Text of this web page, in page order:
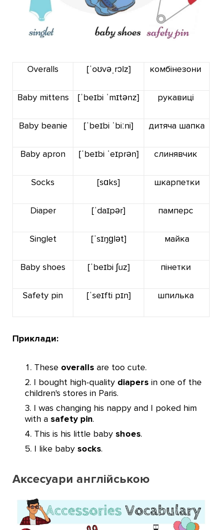
Overalls [ˈoʊvəˌrɔlz] комбінезони
Baby mittens [ˈbeɪbi ˈmɪtənz] рукавиці
Baby beanie [ˈbeɪbi ˈbiːni] дитяча шапка
Baby apron [ˈbeɪbi ˈeɪprən] слинявчик
Socks [sɑks] шкарпетки
Diaper [ˈdaɪpər] памперс
Singlet [ˈsɪŋɡlət] майка
Baby shoes [ˈbeɪbi ʃuz] пінетки
Safety pin [ˈseɪfti pɪn] шпилька
Приклади:
These overalls are too cute.
I bought high-quality diapers in one of the
children's stores in Paris.
I was changing his nappy and I poked him
with a safety pin.
This is his little baby shoes.
I like baby socks.
Аксесуари англійською